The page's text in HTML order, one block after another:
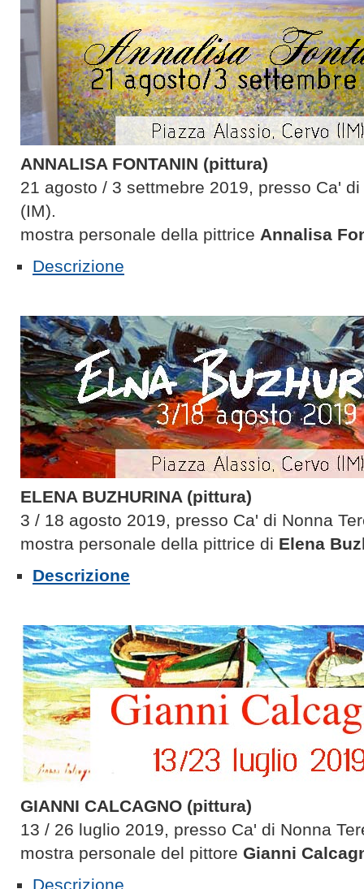
ANNALISA FONTANIN (pittura)
21 agosto / 3 settmebre 2019, presso Ca'
(IM).
mostra personale della pittrice Annalisa
Descrizione
ELENA BUZHURINA (pittura)
3 / 18 agosto 2019, presso Ca' di Nonna
mostra personale della pittrice di Elena
Descrizione
GIANNI CALCAGNO (pittura)
13 / 26 luglio 2019, presso Ca' di Nonna
mostra personale del pittore Gianni
Descrizione